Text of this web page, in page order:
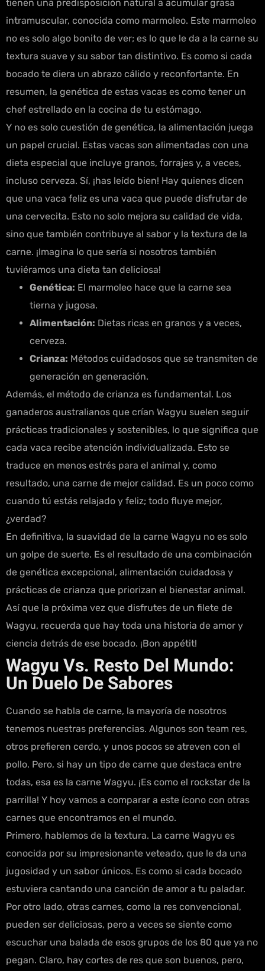
tienen una predisposición natural a acumular grasa
intramuscular, conocida como marmoleo. Este marmoleo
no es solo algo bonito de ver; es lo que le da a la carne su
textura suave y su sabor tan distintivo. Es como si cada
bocado te diera un abrazo cálido y reconfortante. En
resumen, la genética de estas vacas es como tener un
chef estrellado en la cocina de tu estómago.
Y no es solo cuestión de genética, la alimentación juega
un papel crucial. Estas vacas son alimentadas con una
dieta especial que incluye granos, forrajes y, a veces,
incluso cerveza. Sí, ¡has leído bien! Hay quienes dicen
que una vaca feliz es una vaca que puede disfrutar de
una cervecita. Esto no solo mejora su calidad de vida,
sino que también contribuye al sabor y la textura de la
carne. ¡Imagina lo que sería si nosotros también
tuviéramos una dieta tan deliciosa!
Genética: El marmoleo hace que la carne sea
tierna y jugosa.
Alimentación: Dietas ricas en granos y a veces,
cerveza.
Crianza: Métodos cuidadosos que se transmiten de
generación en generación.
Además, el método de crianza es fundamental. Los
ganaderos australianos que crían Wagyu suelen seguir
prácticas tradicionales y sostenibles, lo que significa que
cada vaca recibe atención individualizada. Esto se
traduce en menos estrés para el animal y, como
resultado, una carne de mejor calidad. Es un poco como
cuando tú estás relajado y feliz; todo fluye mejor,
¿verdad?
En definitiva, la suavidad de la carne Wagyu no es solo
un golpe de suerte. Es el resultado de una combinación
de genética excepcional, alimentación cuidadosa y
prácticas de crianza que priorizan el bienestar animal.
Así que la próxima vez que disfrutes de un filete de
Wagyu, recuerda que hay toda una historia de amor y
ciencia detrás de ese bocado. ¡Bon appétit!
Wagyu Vs. Resto Del Mundo:
Un Duelo De Sabores
Cuando se habla de carne, la mayoría de nosotros
tenemos nuestras preferencias. Algunos son team res,
otros prefieren cerdo, y unos pocos se atreven con el
pollo. Pero, si hay un tipo de carne que destaca entre
todas, esa es la carne Wagyu. ¡Es como el rockstar de la
parrilla! Y hoy vamos a comparar a este ícono con otras
carnes que encontramos en el mundo.
Primero, hablemos de la textura. La carne Wagyu es
conocida por su impresionante veteado, que le da una
jugosidad y un sabor únicos. Es como si cada bocado
estuviera cantando una canción de amor a tu paladar.
Por otro lado, otras carnes, como la res convencional,
pueden ser deliciosas, pero a veces se siente como
escuchar una balada de esos grupos de los 80 que ya no
pegan. Claro, hay cortes de res que son buenos, pero,